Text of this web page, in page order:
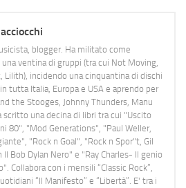
blogger. Ha militato come
ventina di gruppi (tra cui Not Moving,
Lilith), incidendo una cinquantina di dischi
tutta Italia, Europa e USA e aprendo per
the Stooges, Johnny Thunders, Manu
scritto una decina di libri tra cui "Uscito
80", "Mod Generations", "Paul Weller,
"Rock n Goal", "Rock n Spor"t, Gil
Bob Dylan Nero" e "Ray Charles- Il genio
Collabora con i mensili “Classic Rock”,
“Il Manifesto” e “Libertà”. E' tra i